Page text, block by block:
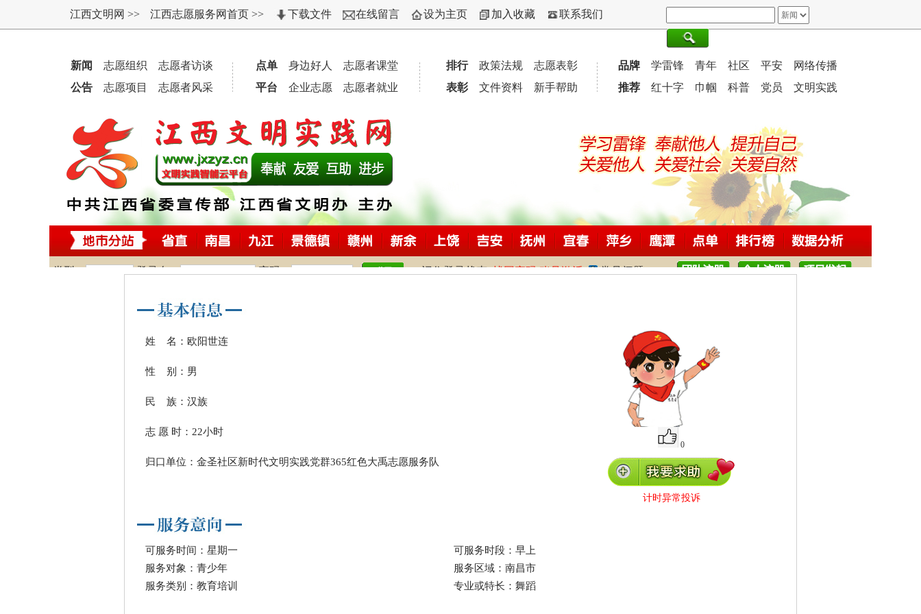
姓 名：欧阳世连
0
计时异常投诉
性 别：男
民 族：汉族
志 愿 时：22小时
归口单位：金圣社区新时代文明实践党群365红色大禹志愿服务队
可服务时间：星期一
可服务时段：早上
服务对象：青少年
服务区域：南昌市
服务类别：教育培训
专业或特长：舞蹈